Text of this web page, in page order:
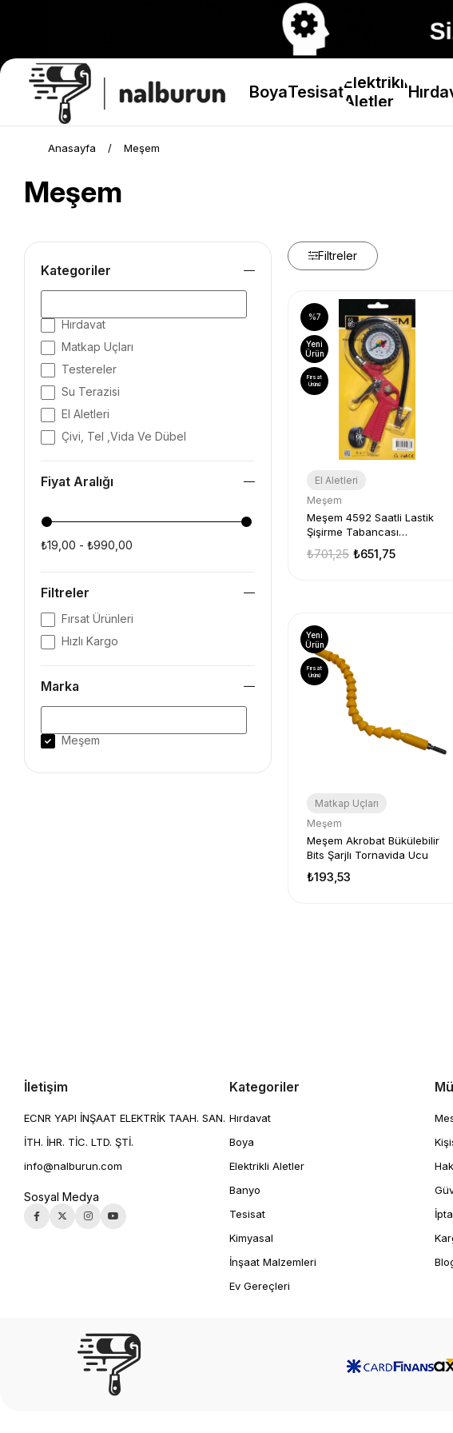
BoyaTesisatElektrikli
Aletler
Anasayfa Meşem
Meşem
Kategoriler
Hırdavat
Matkap Uçları
Testereler
Su Terazisi
El Aletleri
Çivi, Tel ,Vida Ve Dübel
Fiyat Aralığı
₺19,00 - ₺990,00
Filtreler
Fırsat Ürünleri
Hızlı Kargo
Marka
Meşem
Filtreler
El Aletleri
Meşem
Meşem 4592 Saatli Lastik
Şişirme Tabancası
₺651,75
₺701,25
%7
Yeni
Ürün
Fırsat
Ürünü
Matkap Uçları
Meşem
Meşem Akrobat Bükülebilir
Bits Şarjlı Tornavida Ucu
₺193,53
Yeni
Ürün
Fırsat
Ürünü
İletişim
ECNR YAPI İNŞAAT ELEKTRİK TAAH. SAN.
İTH. İHR. TİC. LTD. ŞTİ.
info@nalburun.com
Sosyal Medya
Kategoriler
Hırdavat
Boya
Elektrikli Aletler
Banyo
Tesisat
Kimyasal
İnşaat Malzemleri
Ev Gereçleri